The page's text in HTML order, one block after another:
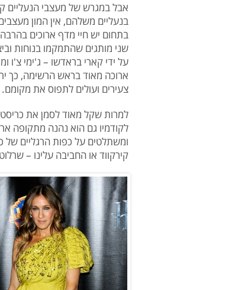
אבל במגרש של מעצבי הנעליים
בנעליים משלהם, אין המון
בתחום יש חיי מדף ארוכים
שני מותגים שהתמקמו בנוחות
על ידי קארי בראדשו – ג'ימי
ארוכה מאוד בראש הרשימה, כך
צעירים ועולים לתפוס את מקומם.
למרות שקל מאוד לסמן את
לקודמיו גם הוא נהנה מתקופה
ומשתלטים על כפות הרגליים של
קירקווד או החביבה עלינו –